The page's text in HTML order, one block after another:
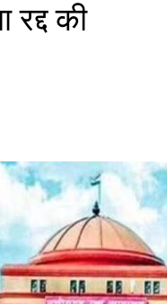
रद्द की